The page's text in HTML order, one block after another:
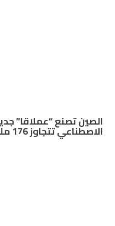
الصين تصنع “عملاقا”
الاصطناعي تتجاوز 176 مليار دولار في سنة واحدة